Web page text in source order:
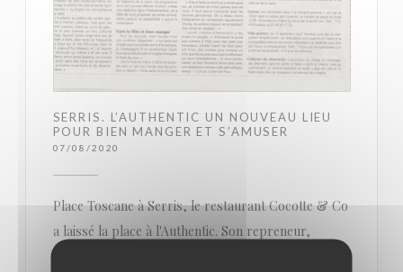
SERRIS. L’AUTHENTIC UN NOUVEAU LIEU
POUR BIEN MANGER ET S’AMUSER
07/08/2020
Place Toscane à Serris, le restaurant Cocotte & Co
a laissé la place à l'Authentic. Son repreneur,